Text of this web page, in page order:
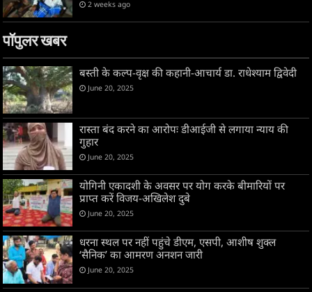
2 weeks ago
पॉपुलर खबर
बस्ती के कल्प-वृक्ष की कहानी-आचार्य डा. राधेश्याम द्विवेदी
June 20, 2025
रास्ता बंद करने का आरोपः डीआईजी से लगाया न्याय की
गुहार
June 20, 2025
योगिनी एकादशी के अवसर पर योग करके बीमारियों पर
प्राप्त करें विजय-अखिलेश दुबे
June 20, 2025
धरना स्थल पर नहीं पहुंचे डीएम, एसपी, आशीष शुक्ल
‘सैनिक’ का आमरण अनशन जारी
June 20, 2025